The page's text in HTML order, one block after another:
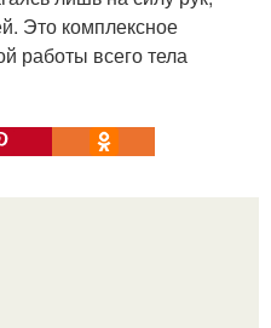
Это комплексное
работы всего тела